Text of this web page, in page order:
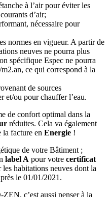
à l’air pour éviter les
d’air;
nécessaire pour
normes en vigueur. A partir de
neuves ne pourra plus
spécifique Espec ne pourra
ce qui correspond à la
de sources
et/ou pour chauffer l’eau.
de confort optimal dans la
réduites. Cela va également
facture en Energie !
de votre Bâtiment ;
label A pour votre certificat
habitations neuves dont la
le 01/01/2021.
c’est aussi penser à la